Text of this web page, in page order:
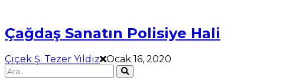
Çağdaş Sanatın Polisiye Hali
Çiçek Ş. Tezer Yıldız Ocak 16, 2020